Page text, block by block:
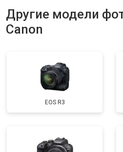
Другие модели
Canon
EOS R3